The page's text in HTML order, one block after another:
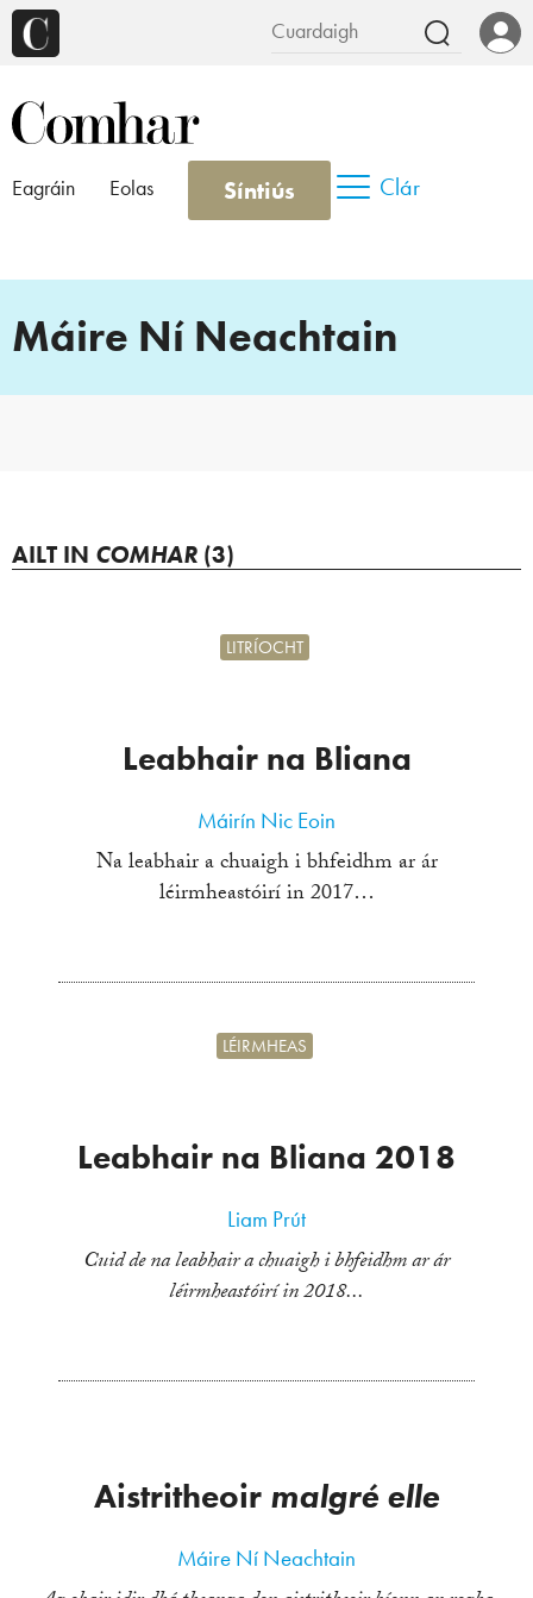
Eagráin Eolas Síntiús Clár
Máire Ní Neachtain
AILT IN COMHAR (3)
Leabhair na Bliana
LITRÍOCHT
Máirín Nic Eoin
Na leabhair a chuaigh i bhfeidhm ar ár
léirmheastóirí in 2017…
Leabhair na Bliana 2018
LÉIRMHEAS
Liam Prút
Cuid de na leabhair a chuaigh i bhfeidhm ar ár
léirmheastóirí in 2018...
Aistritheoir malgré elle
Máire Ní Neachtain